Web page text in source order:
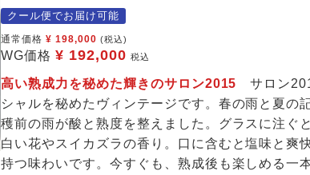
クール便でお届け可能
通常価格 ¥ 198,000 (税込)
WG価格 ¥ 192,000 税込
高い熟成力を秘めた輝きのサロン2015サロン
シャルを秘めたヴィンテージです。春の雨と夏の
穫前の雨が酸と熟度を整えました。グラスに注ぐ
白い花やスイカズラの香り。口に含むと塩味と爽
持つ味わいです。今すぐも、熟成後も楽しめる一